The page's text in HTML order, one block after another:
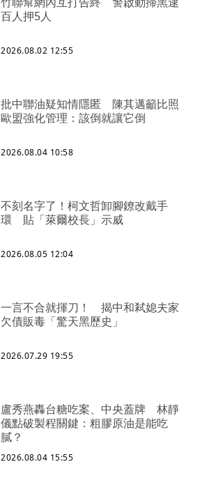
百人押5人
2026.08.02 12:55
批中聯油疑知情隱匿 陳其邁籲比照
歐盟強化管理：該倒就讓它倒
2026.08.04 10:58
不刻名字了！柯文哲卸腳鐐改戴手
環 貼「萊爾校長」示威
2026.08.05 12:04
一言不合就揮刀！ 揭中和弒媳夫家
欠債販毒「驚天黑歷史」
2026.07.29 19:55
盧秀燕轟台糖吃案、中央蓋牌 林靜
儀點破製程關鍵：粗膠原油是能吃
膩？
2026.08.04 15:55